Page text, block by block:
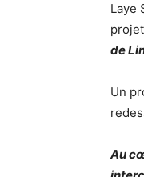
Laye
de
Un
Au